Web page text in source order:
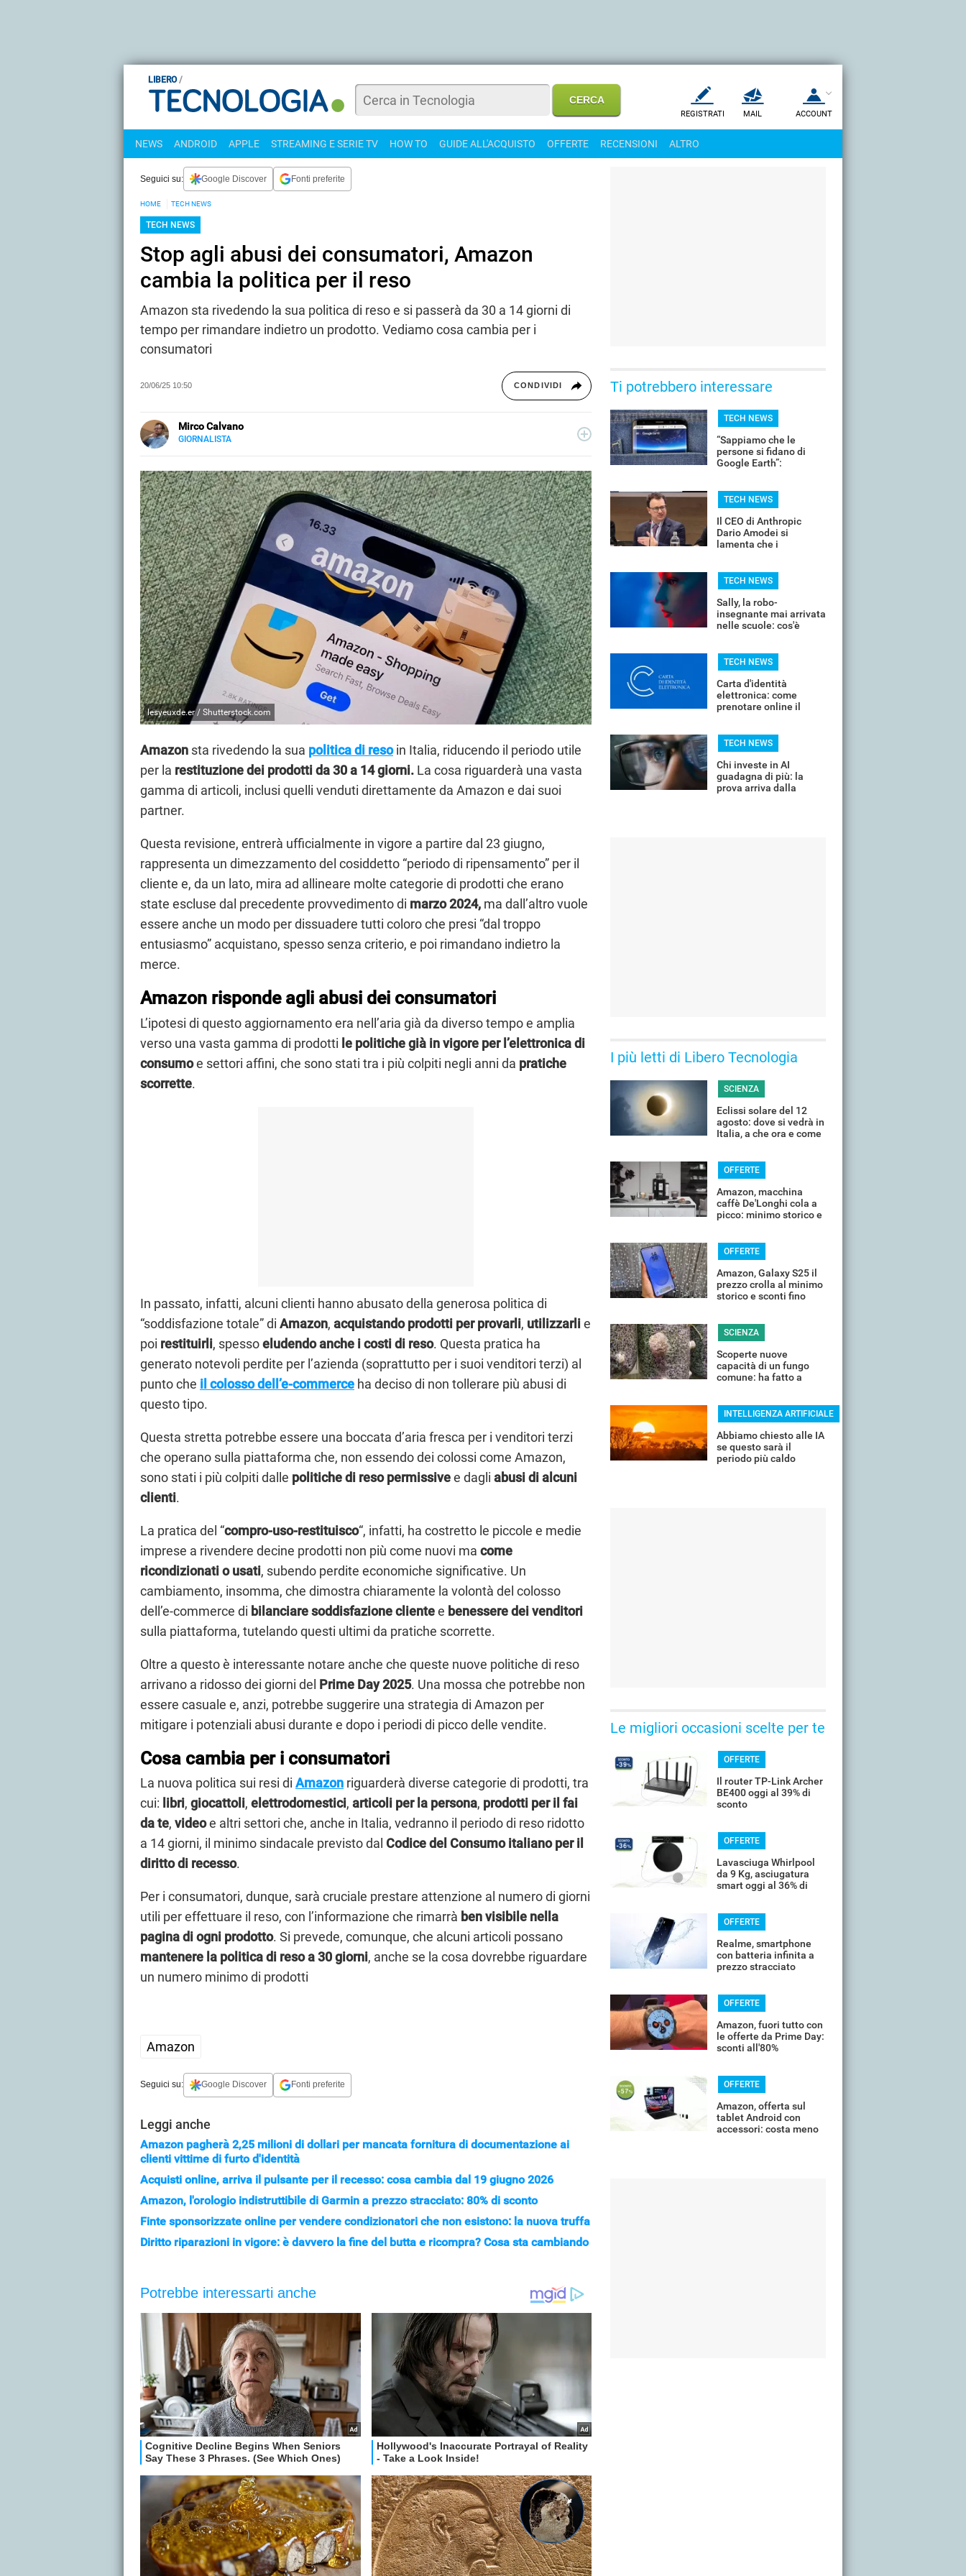
LIBERO
REGISTRATI MAIL ACCOUNT
NEWS ANDROID APPLE STREAMING E SERIE TV HOW TO GUIDE ALL'ACQUISTO OFFERTE RECENSIONI ALTRO
Seguici su: Google Discover Fonti preferite
HOME TECH NEWS
TECH NEWS
Stop agli abusi dei consumatori, Amazon
cambia la politica per il reso
Amazon sta rivedendo la sua politica di reso e si passerà da 30 a 14 giorni di
tempo per rimandare indietro un prodotto. Vediamo cosa cambia per i
consumatori
20/06/25 10:50 CONDIVIDI
Mirco Calvano
GIORNALISTA
lesyeuxde.er / Shutterstock.com
Amazon sta rivedendo la sua politica di resoin Italia, riducendo il periodo utile
per la restituzione dei prodotti da30 a 14 giorni. La cosa riguarderà una vasta
gamma di articoli, inclusi quelli venduti direttamente da Amazon e dai suoi
partner.
Questa revisione, entrerà ufficialmente in vigore a partire dal 23 giugno,
rappresenta un dimezzamento del cosiddetto “periodo di ripensamento” per il
cliente e, da un lato, mira ad allineare molte categorie di prodotti che erano
state escluse dal precedente provvedimento di marzo 2024, ma dall’altro vuole
essere anche un modo per dissuadere tutti coloro che presi “dal troppo
entusiasmo” acquistano, spesso senza criterio, e poi rimandano indietro la
merce.
Amazon risponde agli abusi dei consumatori
L’ipotesi di questo aggiornamento era nell’aria già da diverso tempo e amplia
verso una vasta gamma di prodotti le politiche già in vigore per l’elettronica di
consumoe settori affini, che sono stati tra i più colpiti negli anni da pratiche
scorrette.
In passato, infatti, alcuni clienti hanno abusato della generosa politica di
“soddisfazione totale” di Amazon, acquistando prodotti per provarli, utilizzarlie
poi restituirli, spessoeludendo anche i costi di reso. Questa pratica ha
generato notevoli perdite per l’azienda (soprattutto per i suoi venditori terzi) al
punto che il colosso dell’e-commerce ha deciso di non tollerare più abusi di
questo tipo.
Questa stretta potrebbe essere una boccata d’aria fresca per i venditori terzi
che operano sulla piattaforma che, non essendo dei colossi come Amazon,
sono stati i più colpiti dalle politiche di reso permissivee dagli abusi di alcuni
clienti.
La pratica del “compro-uso-restituisco“, infatti, ha costretto le piccole e medie
imprese a rivendere decine prodotti non più come nuovi ma come
ricondizionati o usati, subendo perdite economiche significative. Un
cambiamento, insomma, che dimostra chiaramente la volontà del colosso
dell’e-commerce di bilanciare soddisfazione clientee benessere dei venditori
sulla piattaforma, tutelando questi ultimi da pratiche scorrette.
Oltre a questo è interessante notare anche che queste nuove politiche di reso
arrivano a ridosso dei giorni del Prime Day 2025. Una mossa che potrebbe non
essere casuale e, anzi, potrebbe suggerire una strategia di Amazon per
mitigare i potenziali abusi durante e dopo i periodi di picco delle vendite.
Cosa cambia per i consumatori
La nuova politica sui resi di Amazon riguarderà diverse categorie di prodotti, tra
cui: libri, giocattoli, elettrodomestici, articoli per la persona, prodotti per il fai
date, videoe altri settori che, anche in Italia, vedranno il periodo di reso ridotto
a 14 giorni, il minimo sindacale previsto dal Codice del Consumo italiano per il
diritto di recesso.
Per i consumatori, dunque, sarà cruciale prestare attenzione al numero di giorni
utili per effettuare il reso, con l’informazione che rimarrà ben visibile nella
pagina di ogni prodotto. Si prevede, comunque, che alcuni articoli possano
mantenere la politica di reso a 30 giorni, anche se la cosa dovrebbe riguardare
un numero minimo di prodotti
Amazon
Seguici su: Google Discover Fonti preferite
Leggi anche
Amazon pagherà 2,25 milioni di dollari per mancata fornitura di documentazione ai
clienti vittime di furto d'identità
Acquisti online, arriva il pulsante per il recesso: cosa cambia dal 19 giugno 2026
Amazon, l'orologio indistruttibile di Garmin a prezzo stracciato: 80% di sconto
Finte sponsorizzate online per vendere condizionatori che non esistono: la nuova truffa
Diritto riparazioni in vigore: è davvero la fine del butta e ricompra? Cosa sta cambiando
Ti potrebbero interessare
TECH NEWS
“Sappiamo che le
persone si fidano di
Google Earth”:
ore
TECH NEWS
Il CEO di Anthropic
Dario Amodei si
lamenta che i
TECH NEWS
Sally, la robo-
insegnante mai arrivata
nelle scuole: cos'è
TECH NEWS
Carta d'identità
elettronica: come
prenotare online il
TECH NEWS
Chi investe in AI
guadagna di più: la
prova arriva dalla
I più letti di Libero Tecnologia
SCIENZA
Eclissi solare del 12
agosto: dove si vedrà in
Italia, a che ora e come
OFFERTE
Amazon, macchina
caffè De'Longhi cola a
picco: minimo storico e
OFFERTE
Amazon, Galaxy S25 il
prezzo crolla al minimo
storico e sconti fino
SCIENZA
Scoperte nuove
capacità di un fungo
comune: ha fatto a
INTELLIGENZA ARTIFICIALE
Abbiamo chiesto alle IA
se questo sarà il
periodo più caldo
Le migliori occasioni scelte per te
OFFERTE
Il router TP-Link Archer
BE400 oggi al 39% di
sconto
OFFERTE
Lavasciuga Whirlpool
da 9 Kg, asciugatura
smart oggi al 36% di
OFFERTE
Realme, smartphone
con batteria infinita a
prezzo stracciato
OFFERTE
Amazon, fuori tutto con
le offerte da Prime Day:
sconti all'80%
OFFERTE
Amazon, offerta sul
tablet Android con
accessori: costa meno